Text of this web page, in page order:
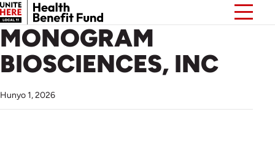
MONOGRAM
BIOSCIENCES, INC
Hunyo 1, 2026